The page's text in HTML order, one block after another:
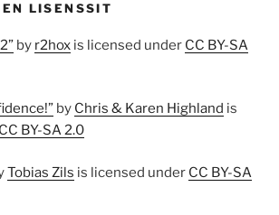
LISENSSIT
by r2hox is licensed under CC BY-SA
by Chris & Karen Highland is
CC BY-SA 2.0
Tobias Zils is licensed under CC BY-SA